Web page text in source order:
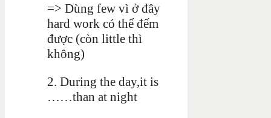
=> Dùng few vì ở đây
hard work có thể đếm
được (còn little thì
không)
2. During the day,it is
……than at night